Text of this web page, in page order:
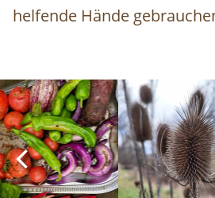
helfende Hände
Image